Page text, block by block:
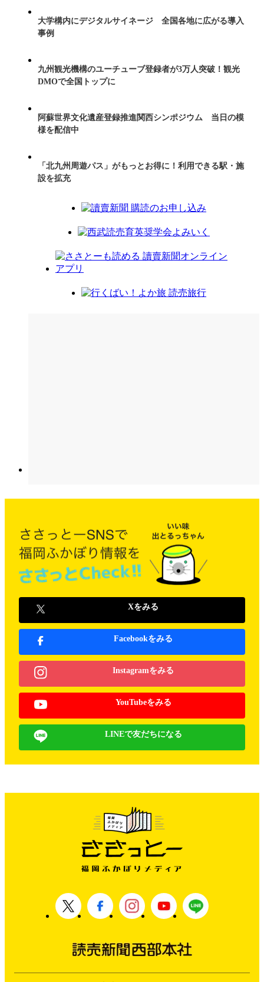
大学構内にデジタルサイネージ 全国各地に広がる導入
事例
九州観光機構のユーチューブ登録者が3万人突破！観光
DMOで全国トップに
阿蘇世界文化遺産登録推進関西シンポジウム 当日の模
様を配信中
「北九州周遊パス」がもっとお得に！利用できる駅・施
設を拡充
Xをみる
Facebookをみる
Instagramをみる
YouTubeをみる
LINEで友だちになる